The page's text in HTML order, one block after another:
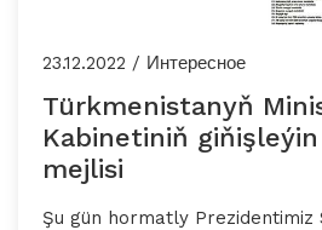
23.12.2022 / Интересное
Türkmenistanyň
Kabinetiniň
mejlisi
Şu gün hormatly Prezidentimiz